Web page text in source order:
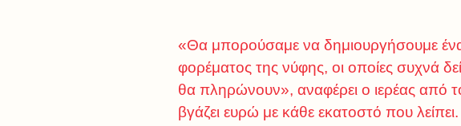
«Θα μπορούσαμε να δημιουργήσουμε
φορέματος της νύφης, οι οποίες συχνά
θα πληρώνουν», αναφέρει ο ιερέας από
βγάζει ευρώ με κάθε εκατοστό που λείπει.